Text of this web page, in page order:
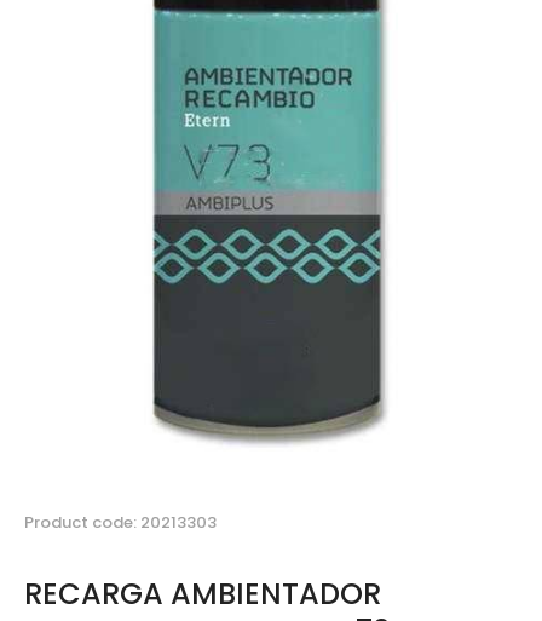
Product code: 20213303
RECARGA AMBIENTADOR